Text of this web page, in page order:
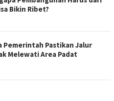
Bikin Ribet?
Pemerintah Pastikan Jalur
Melewati Area Padat